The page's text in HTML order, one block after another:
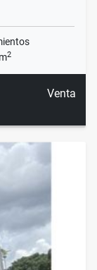
2
Venta